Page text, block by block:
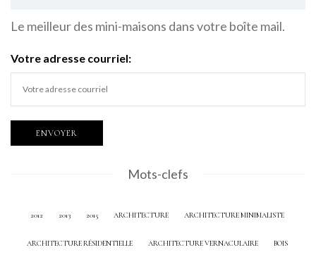
Le meilleur des mini-maisons dans votre boîte mail.
Votre adresse courriel:
Mots-clefs
2012 2013 2015 ARCHITECTURE ARCHITECTURE MINIMALISTE
ARCHITECTURE RÉSIDENTIELLE ARCHITECTURE VERNACULAIRE BOIS